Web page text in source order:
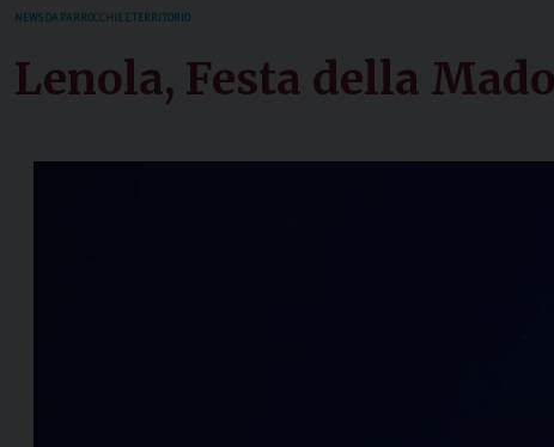
NEWS DA PARROCCHIE E TERRITORIO
Lenola, Festa della